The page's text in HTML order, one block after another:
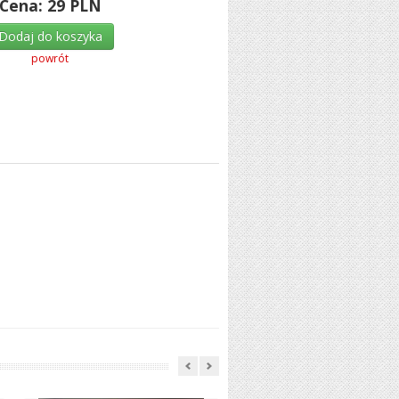
29 PLN
do koszyka
powrót